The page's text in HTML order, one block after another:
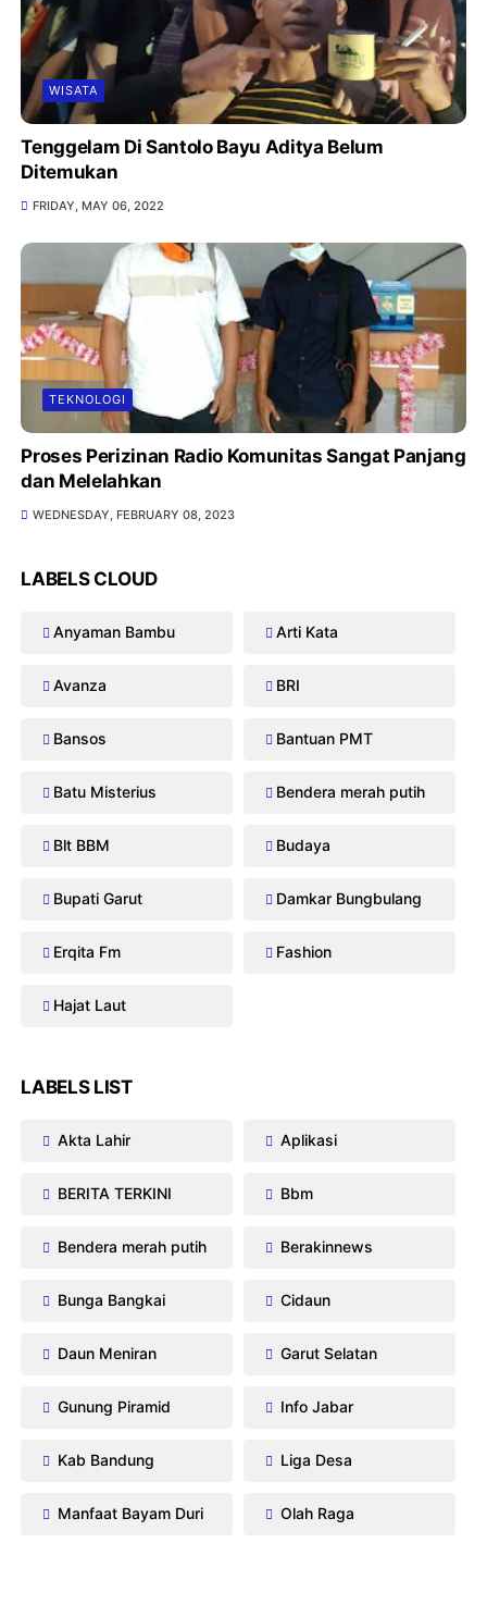
WISATA
Tenggelam Di Santolo Bayu Aditya Belum
Ditemukan
FRIDAY, MAY 06, 2022
TEKNOLOGI
Proses Perizinan Radio Komunitas Sangat Panjang
dan Melelahkan
WEDNESDAY, FEBRUARY 08, 2023
LABELS CLOUD
Anyaman Bambu Arti Kata
Avanza BRI
Bansos Bantuan PMT
Batu Misterius Bendera merah putih
Blt BBM Budaya
Bupati Garut Damkar Bungbulang
Erqita Fm Fashion
Hajat Laut
LABELS LIST
Akta Lahir Aplikasi
BERITA TERKINI Bbm
Bendera merah putih Berakinnews
Bunga Bangkai Cidaun
Daun Meniran Garut Selatan
Gunung Piramid Info Jabar
Kab Bandung Liga Desa
Manfaat Bayam Duri Olah Raga